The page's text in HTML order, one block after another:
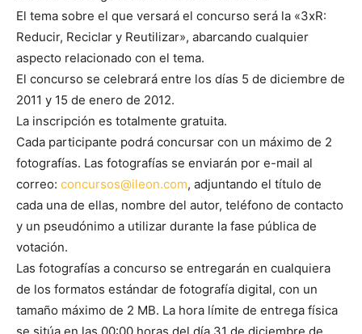
El tema sobre el que versará el concurso será la «3xR:
Reducir, Reciclar y Reutilizar», abarcando cualquier
aspecto relacionado con el tema.
El concurso se celebrará entre los días 5 de diciembre de
2011 y 15 de enero de 2012.
La inscripción es totalmente gratuita.
Cada participante podrá concursar con un máximo de 2
fotografías. Las fotografías se enviarán por e-mail al
correo: concursos@ileon.com, adjuntando el título de
cada una de ellas, nombre del autor, teléfono de contacto
y un pseudónimo a utilizar durante la fase pública de
votación.
Las fotografías a concurso se entregarán en cualquiera
de los formatos estándar de fotografía digital, con un
tamaño máximo de 2 MB. La hora límite de entrega física